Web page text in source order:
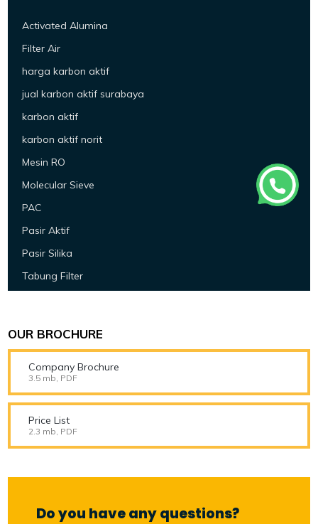
Activated Alumina
Filter Air
harga karbon aktif
jual karbon aktif surabaya
karbon aktif
karbon aktif norit
Mesin RO
Molecular Sieve
PAC
Pasir Aktif
Pasir Silika
Tabung Filter
OUR BROCHURE
Company Brochure
3.5 mb, PDF
Price List
2.3 mb, PDF
Do you have any questions?